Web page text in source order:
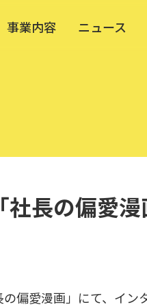
長の偏愛漫
偏愛漫画」にて、イン
事業内容 ニュース